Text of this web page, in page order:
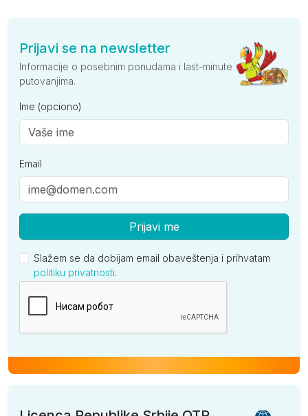
Prijavi se na newsletter
Informacije o posebnim ponudama i last-minute
putovanjima.
Ime (opciono)
Email
Prijavi me
Slažem se da dobijam email obaveštenja i prihvatam
politiku privatnosti.